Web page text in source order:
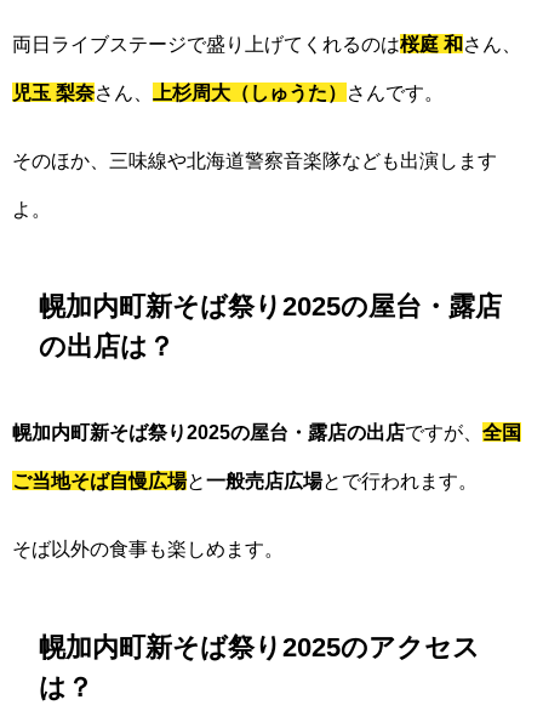
両日ライブステージで盛り上げてくれるのは桜庭 和 さん、
児玉 梨奈さん、 上杉周大（しゅうた） さんです。
そのほか、三味線や北海道警察音楽隊なども出演します
よ。
幌加内町新そば祭り2025の屋台・露店
の出店は？
幌加内町新そば祭り2025の屋台・露店の出店ですが、 全国
ご当地そば自慢広場と一般売店広場とで行われます。
そば以外の食事も楽しめます。
幌加内町新そば祭り2025のアクセス
は？